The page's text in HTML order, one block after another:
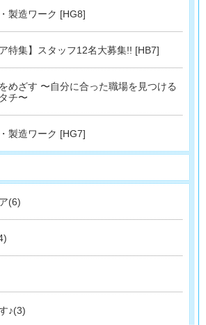
製造ワーク [HG8]
特集】スタッフ12名大募集!! [HB7]
めざす 〜自分に合った職場を見つける
チ〜
製造ワーク [HG7]
(6)
♪(3)